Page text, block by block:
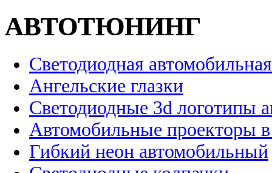
АВТОТЮНИНГ
Светодиодная
Ангельские глазки
Светодиодные 3d логотипы
Автомобильные проекторы
Гибкий неон автомобильный